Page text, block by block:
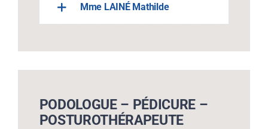
Mme LAINÉ Mathilde
PODOLOGUE – PÉDICURE –
POSTUROTHÉRAPEUTE